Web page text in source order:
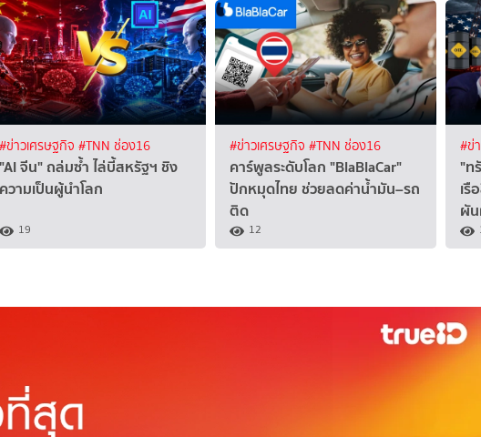
#ข่าวเศรษฐกิจ #TNN ช่อง16
"AI จีน" ถล่มซ้ำ ไล่บี้สหรัฐฯ ชิง
ความเป็นผู้นำโลก
19
#ข่าวเศรษฐกิจ #TNN ช่อง16
คาร์พูลระดับโลก "BlaBlaCar"
ปักหมุดไทย ช่วยลดค่าน้ำมัน–รถ
ติด
12
#ข่
"ท
เ
ผั